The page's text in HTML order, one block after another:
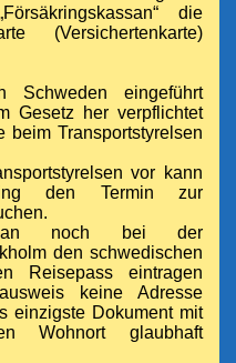
die
(Versichertenkarte)
Schweden eingeführt
Gesetz her verpflichtet
Transportstyrelsen
vor kann
den Termin zur
noch bei der
den schwedischen
Reisepass eintragen
keine Adresse
einzigste Dokument mit
Wohnort glaubhaft